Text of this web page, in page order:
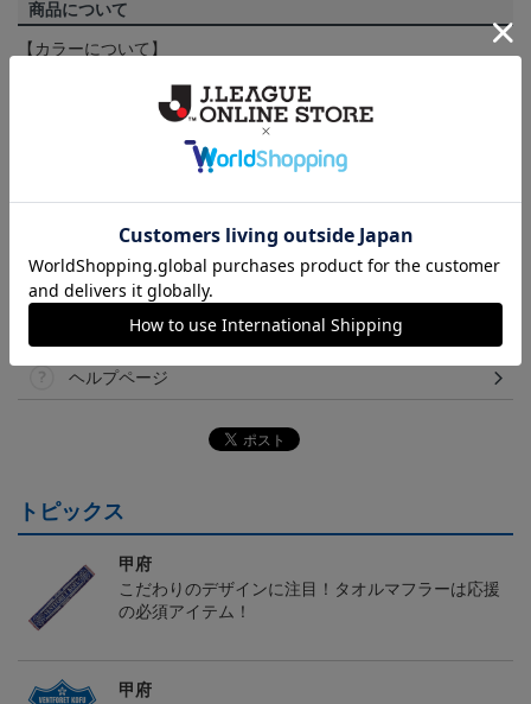
商品について
【カラーについて】
のメーカー・機種・画面設定等により、実際の商品の色と異なっ
て見える場合がございます。あらかじめご了承ください。
告なく変更になることがございます。
決済について
ギフト対応について
ヘルプページ
トピックス
甲府
こだわりのデザインに注目！タオルマフラーは応援
の必須アイテム！
甲府